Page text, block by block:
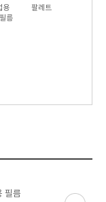
용
름
팔레트
필름